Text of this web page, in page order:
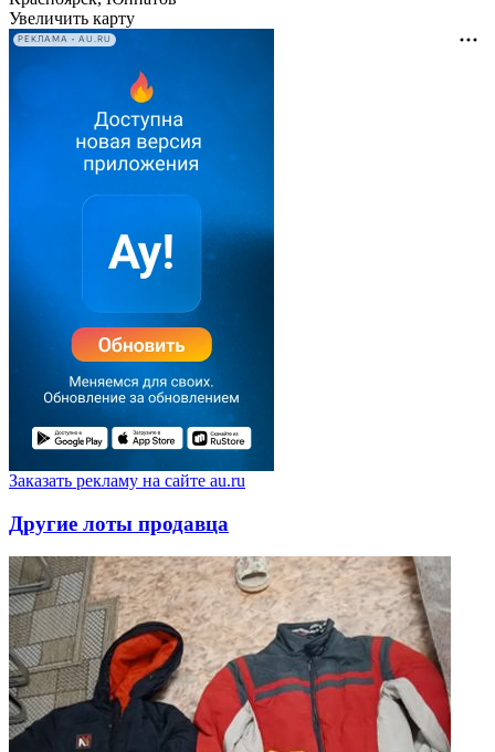
Увеличить карту
РЕКЛАМА • AU.RU
Заказать рекламу на сайте au.ru
Другие лоты продавца